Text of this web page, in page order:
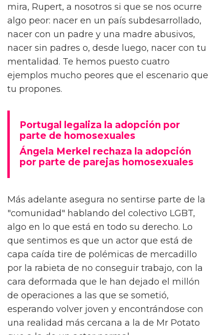
mira, Rupert, a nosotros si que se nos ocurre
algo peor: nacer en un país subdesarrollado,
nacer con un padre y una madre abusivos,
nacer sin padres o, desde luego, nacer con tu
mentalidad. Te hemos puesto cuatro
ejemplos mucho peores que el escenario que
tu propones.
Portugal legaliza la adopción por
parte de homosexuales
Ángela Merkel rechaza la adopción
por parte de parejas homosexuales
Más adelante asegura no sentirse parte de la
"comunidad" hablando del colectivo LGBT,
algo en lo que está en todo su derecho. Lo
que sentimos es que un actor que está de
capa caída tire de polémicas de mercadillo
por la rabieta de no conseguir trabajo, con la
cara deformada que le han dejado el millón
de operaciones a las que se sometió,
esperando volver joven y encontrándose con
una realidad más cercana a la de Mr Potato